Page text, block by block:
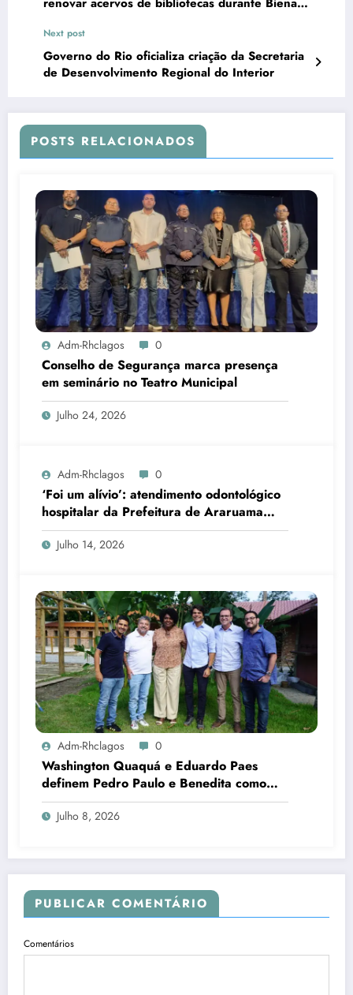
Next post
Governo do Rio oficializa criação da Secretaria
de Desenvolvimento Regional do Interior
POSTS RELACIONADOS
Adm-Rhclagos 0
Conselho de Segurança marca presença
em seminário no Teatro Municipal
Julho 24, 2026
Adm-Rhclagos 0
‘Foi um alívio’: atendimento odontológico
hospitalar da Prefeitura de Araruama
transforma rotina de famílias atípicas
Julho 14, 2026
Adm-Rhclagos 0
Washington Quaquá e Eduardo Paes
definem Pedro Paulo e Benedita como
candidatos ao Senado no Rio
Julho 8, 2026
PUBLICAR COMENTÁRIO
Comentários